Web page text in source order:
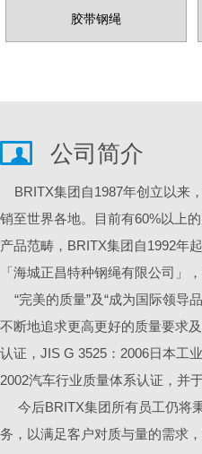
胶带钢绳
公司简介
BRITX集团自1987年创立以来
销至世界各地。目前有60%以上
产品范畴，BRITX集团自1992年
「海城正昌特种钢绳有限公司」
“完美的质量”及“成为国际领导
不断地追求更高更好的质量要求
认证，JIS G 3525：2006日本工
2002汽车行业质量体系认证，并
今后BRITX集团所有员工仍将
务，以满足客户对质与量的需求